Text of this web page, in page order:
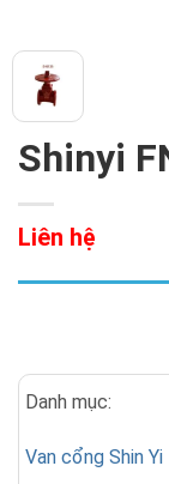
Shinyi
Liên hệ
Danh mục:
Van cổng Shin Yi